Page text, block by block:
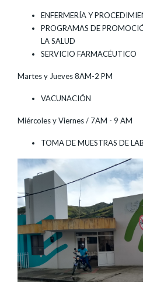
ENFERMERÍA Y
PROGRAMAS DE
LA SALUD
SERVICIO FARMACÉUTICO
Martes y Jueves 8AM-2 PM
VACUNACIÓN
Miércoles y Viernes / 7AM - 9 AM
TOMA DE MUESTRAS DE